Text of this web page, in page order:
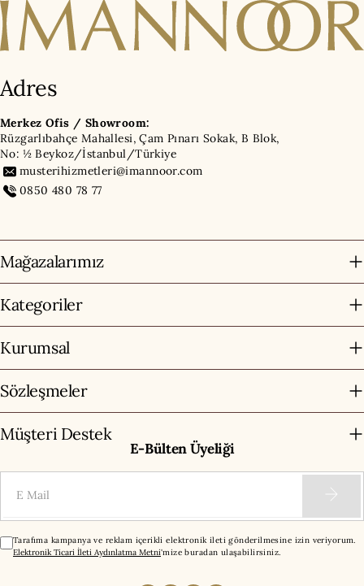
Adres
Merkez Ofis / Showroom:
Rüzgarlıbahçe Mahallesi, Çam Pınarı Sokak, B Blok,
No: ½ Beykoz/İstanbul/Türkiye
musterihizmetleri@imannoor.com
0850 480 78 77
Mağazalarımız
Kategoriler
Kurumsal
Sözleşmeler
Müşteri Destek
E-Bülten Üyeliği
Tarafıma kampanya ve reklam içerikli elektronik ileti gönderilmesine izin veriyorum.
Elektronik Ticari İleti Aydınlatma Metni'mize buradan ulaşabilirsiniz.